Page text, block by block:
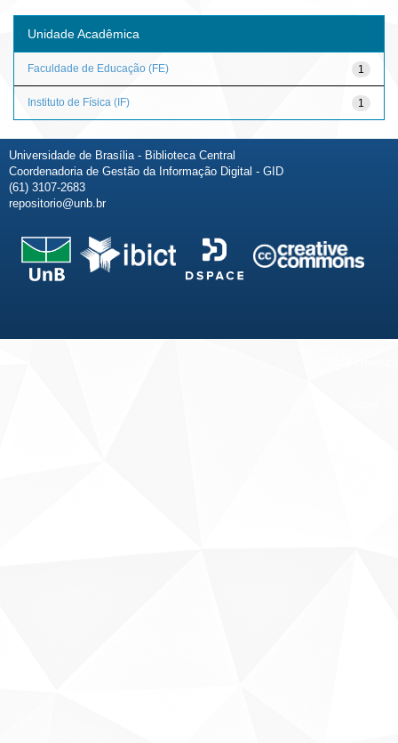
Unidade Acadêmica
1
Faculdade de Educação (FE)
1
Instituto de Física (IF)
Universidade de Brasília - Biblioteca Central
Coordenadoria de Gestão da Informação Digital - GID
(61) 3107-2683
repositorio@unb.br